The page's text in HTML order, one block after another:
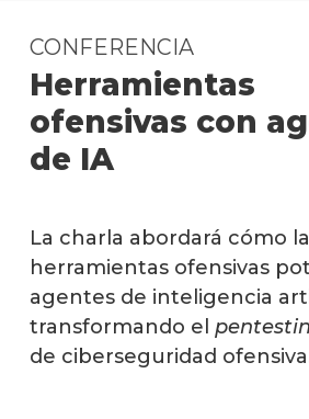
Herramientas
ofensivas con
de IA
CONFERENCIA
La charla abordará cómo
herramientas ofensivas
agentes de inteligencia
transformando el
de ciberseguridad